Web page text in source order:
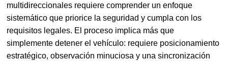
multidireccionales requiere comprender un enfoque
sistemático que priorice la seguridad y cumpla con los
requisitos legales. El proceso implica más que
simplemente detener el vehículo: requiere posicionamiento
estratégico, observación minuciosa y una sincronización